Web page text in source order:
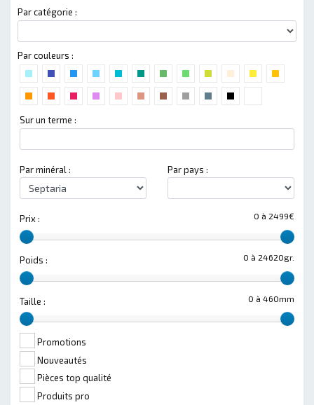
Par catégorie :
Par couleurs :
Sur un terme :
Par minéral : Par pays :
0 à 2499€
Prix :
0 à 24620gr.
Poids :
0 à 460mm
Taille :
Promotions
Nouveautés
Pièces top qualité
Produits pro